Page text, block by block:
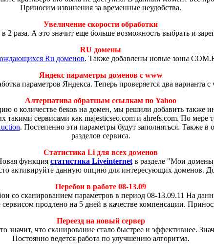
Приносим извинения за временные неудобства.
Увеличение скорости обработки
2 раза. А это значит еще больше возможность выбрать и
RU домены
Ru доменов. Также добавлены новые зоны
Яндекс параметры доменов с www
параметров Яндекса. Теперь проверяется два варианта
Алтернатива обратным ссылкам по Yahoo
о количестве беков на домен, мы решили добавить
сервисами как majesticseo.com и ahrefs.com. По
. Постепенно эти параметры будут заполняться. Также в
разделов сервиса.
Статистика Li для всех доменов
функция статистика Liveinternetв разделе "Мои домены"
активируйте данную опцию для интересующих доменов.
Перебои в работе 08-13.09
со сканированием параметров в период 08-13.09.11 На
продлено на 5 дней в качестве компенсации.
Переезд на новый сервер
что сканирование стало быстрее и эффективнее.
Постоянно ведется работа по улучшению алгоритма.